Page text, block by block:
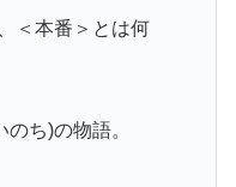
＜本番＞とは何
ち)の物語。